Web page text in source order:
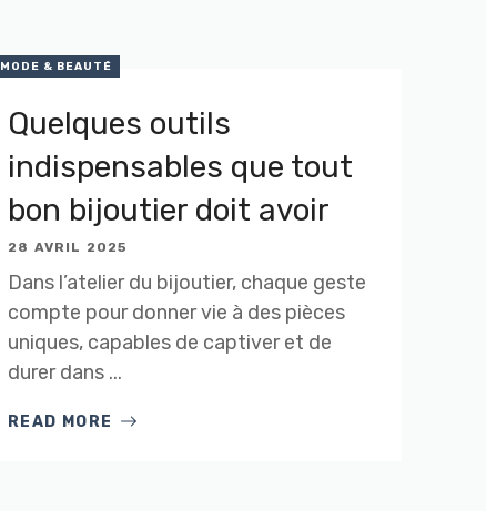
MODE & BEAUTÉ
Quelques outils
indispensables que tout
bon bijoutier doit avoir
28 AVRIL 2025
Dans l’atelier du bijoutier, chaque geste
compte pour donner vie à des pièces
uniques, capables de captiver et de
durer dans ...
READ MORE